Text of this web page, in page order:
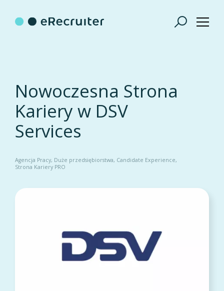
Nowoczesna Strona
Kariery w DSV
Services
Agencja Pracy Duże przedsiębiorstwa Candidate Experience
Strona Kariery PRO